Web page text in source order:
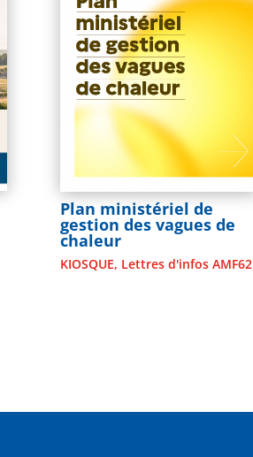
Plan ministériel de
gestion des vagues de
chaleur
KIOSQUE, Lettres d'infos AMF62